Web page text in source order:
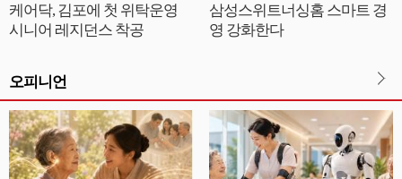
케어닥, 김포에 첫 위탁운영
시니어 레지던스 착공
삼성스위트너싱홈 스마트 경
영 강화한다
오피니언